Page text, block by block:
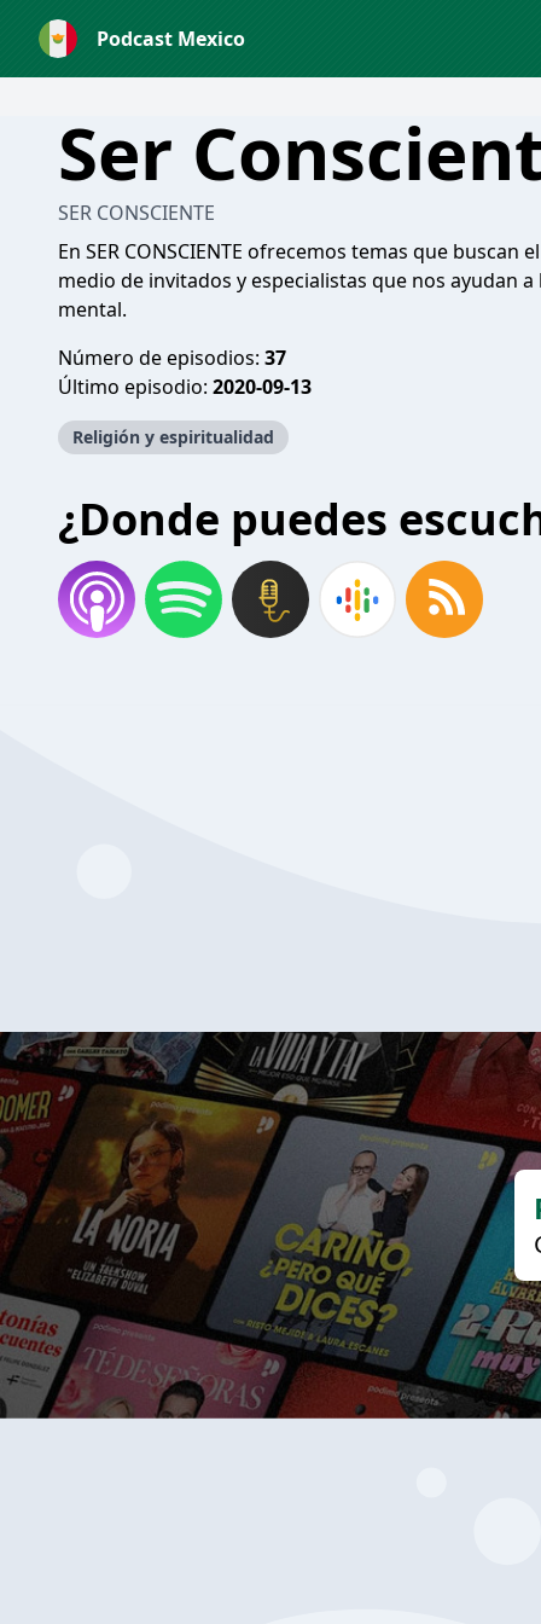
Podcast Mexico
Ser
SER CONSCIENTE
En SER CONSCIENTE ofrecemos temas que
medio de invitados y especialistas que nos ayudan
mental.
Número de episodios: 37
Último episodio: 2020-09-13
Religión y espiritualidad
¿Donde puedes